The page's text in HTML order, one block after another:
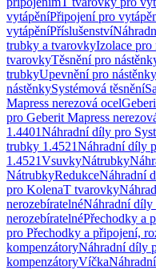
vytápěníPřipojení pro
vytápěníPříslušenství
trubky a tvarovkyIzolace pro
tvarovkyTěsnění pro
trubkyUpevnění pro nástěnky
nástěnkySystémová těsnění
Mapress nerezová ocel
pro Geberit Mapress
1.4401Náhradní díly pro
trubky 1.4521Náhradní díly
1.4521VsuvkyNátrubky
NátrubkyRedukceNáhradní
pro KolenaT tvarovky
nerozebíratelnéNáhradní díly
nerozebíratelnéPřechodky a
pro Přechodky a připojení,
kompenzátoryNáhradní díly
kompenzátoryVíčka